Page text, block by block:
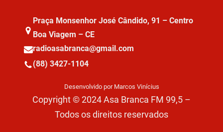
Praça Monsenhor José Cândido, 91 – Centro
Boa Viagem – CE
radioasabranca@gmail.com
(88) 3427-1104
Desenvolvido por Marcos Vinícius
Copyright © 2024 Asa Branca FM 99,5 –
Todos os direitos reservados